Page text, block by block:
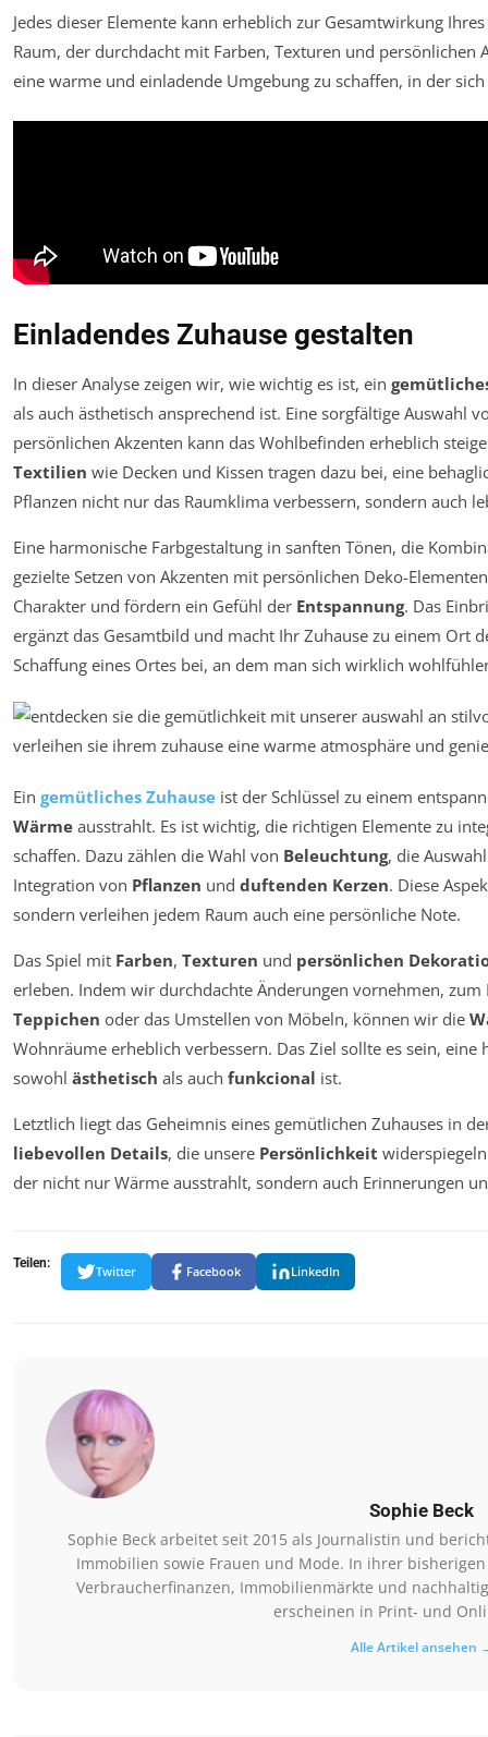
Jedes dieser Elemente kann erheblich zur Gesamtwirkung
Raum, der durchdacht mit Farben, Texturen und
eine warme und einladende Umgebung zu schaffen, in der
Einladendes Zuhause gestalten
In dieser Analyse zeigen wir, wie wichtig es ist, ein
als auch ästhetisch ansprechend ist. Eine sorgfältige Auswahl
persönlichen Akzenten kann das Wohlbefinden erheblich
Textilien wie Decken und Kissen tragen dazu bei, eine
Pflanzen nicht nur das Raumklima verbessern, sondern auch
Eine harmonische Farbgestaltung in sanften Tönen, die
gezielte Setzen von Akzenten mit persönlichen Deko-
Charakter und fördern ein Gefühl der Entspannung. Das
ergänzt das Gesamtbild und macht Ihr Zuhause zu einem Ort
Schaffung eines Ortes bei, an dem man sich wirklich
Ein gemütliches Zuhause ist der Schlüssel zu einem
Wärme ausstrahlt. Es ist wichtig, die richtigen Elemente zu
schaffen. Dazu zählen die Wahl von Beleuchtung, die
Integration von Pflanzen und duftenden Kerzen. Diese
sondern verleihen jedem Raum auch eine persönliche Note.
Das Spiel mit Farben, Texturen und persönlichen
erleben. Indem wir durchdachte Änderungen vornehmen,
Teppichen oder das Umstellen von Möbeln, können wir die
Wohnräume erheblich verbessern. Das Ziel sollte es sein,
sowohl ästhetisch als auch funkcional ist.
Letztlich liegt das Geheimnis eines gemütlichen Zuhauses in
liebevollen Details, die unsere Persönlichkeit
der nicht nur Wärme ausstrahlt, sondern auch Erinnerungen
Teilen:
Twitter Facebook LinkedIn
Sophie Beck
Sophie Beck arbeitet seit 2015 als Journalistin und
Immobilien sowie Frauen und Mode. In ihrer
Verbraucherfinanzen, Immobilienmärkte und
erscheinen in Print- und
Alle Artikel ansehen